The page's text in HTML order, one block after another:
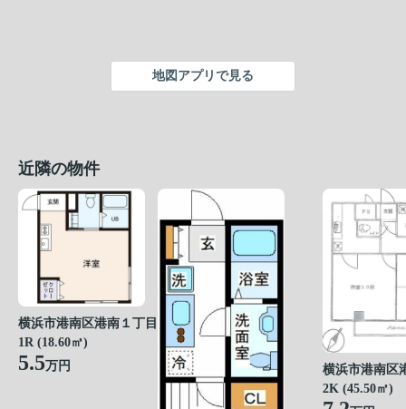
地図アプリで見る
近隣の物件
横浜市港南区港南１丁目
1R (18.60㎡)
5.5万円
横浜市港南区
2K (45.50㎡)